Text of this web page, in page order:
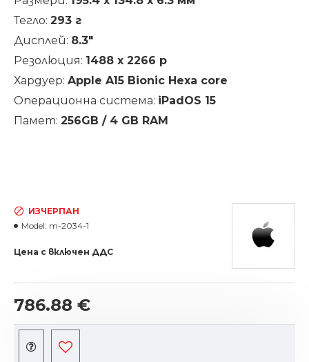
786.88 €
ИЗЧЕРПАН
Model: m-2034-1
Цена с включен ДДС
Тегло: 293 г
Дисплей: 8.3"
Резолюция: 1488 х 2266 p
Хардуер: Apple A15 Bionic Hexa core
Операционна система: iPadOS 15
Памет: 256GB / 4 GB RAM